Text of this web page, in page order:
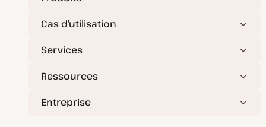
Cas d’utilisation
Services
Ressources
Entreprise